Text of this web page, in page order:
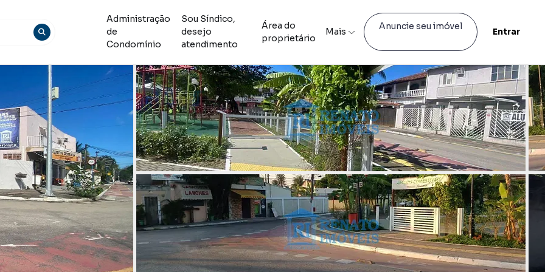
Administração
de
Condomínio
Sou Síndico,
desejo
atendimento
Área do
proprietário
Mais Anuncie seu imóvel Entrar